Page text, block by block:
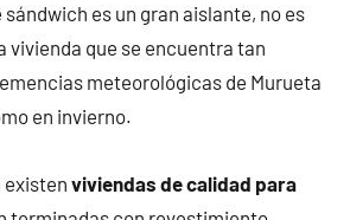
sándwich es un gran aislante, no es
vivienda que se encuentra tan
meteorológicas de Murueta
en invierno.
existen viviendas de calidad para